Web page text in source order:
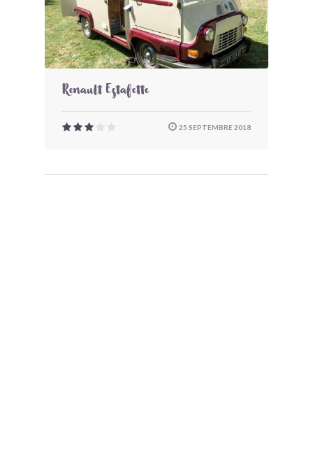
Renault Estafette
25 SEPTEMBRE 2018